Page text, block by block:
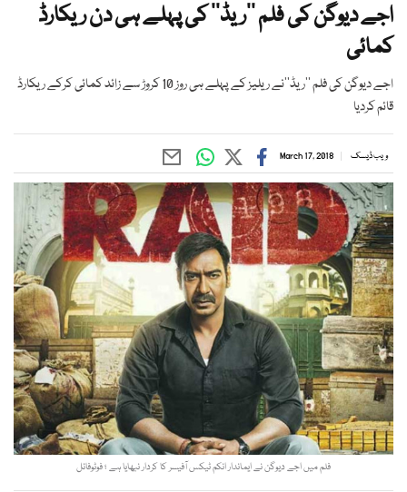
اجے دیوگن کی فلم ’’ریڈ‘‘ کی پہلے ہی دن ریکارڈ
کمائی
اجے دیوگن کی فلم ’’ریڈ‘‘نے ریلیز کے پہلے ہی روز 10 کروڑ سے زائد کمائی کرکے ریکارڈ
قائم کردیا
ویب ڈیسک March 17, 2018
فلم میں اجے دیوگن نے ایماندار انکم ٹیکس آفیسر کا کردار نبھایا ہے ؛ فوٹوفائل